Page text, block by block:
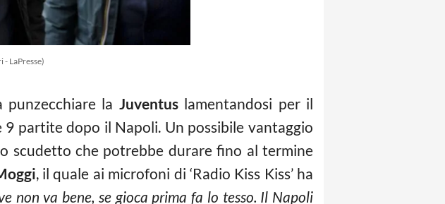
LaPresse)
la Juventuslamentandosi per il
partite dopo il Napoli. Un possibile vantaggio
scudetto che potrebbe durare fino al termine
, il quale ai microfoni di ‘Radio Kiss Kiss’ ha
non va bene, se gioca prima fa lo tesso. Il Napoli